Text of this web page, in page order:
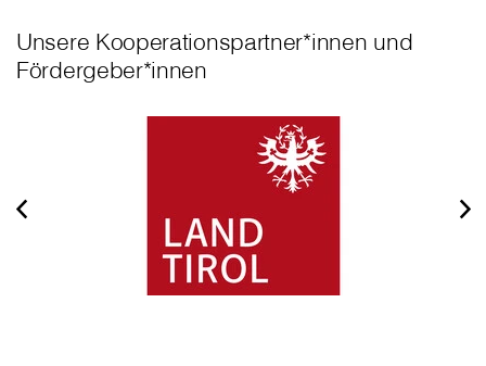
Unsere Kooperationspartner*innen und
Fördergeber*innen